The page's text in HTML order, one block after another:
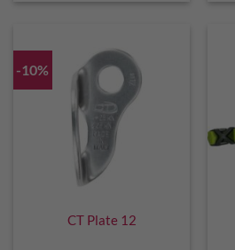
-10%
CT Plate 12